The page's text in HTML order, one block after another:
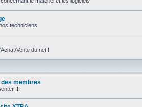
techniciens
Vente du net !
membres
!!!